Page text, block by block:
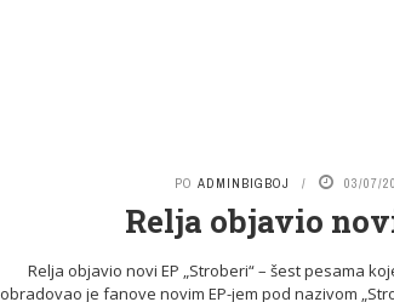
PO ADMINBIGBOJ 03/07/
Relja objavio
Relja objavio novi EP „Stroberi“ – šest pesama
obradovao je fanove novim EP-jem pod nazivom